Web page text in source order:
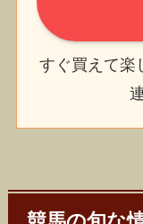
すぐ買えて楽